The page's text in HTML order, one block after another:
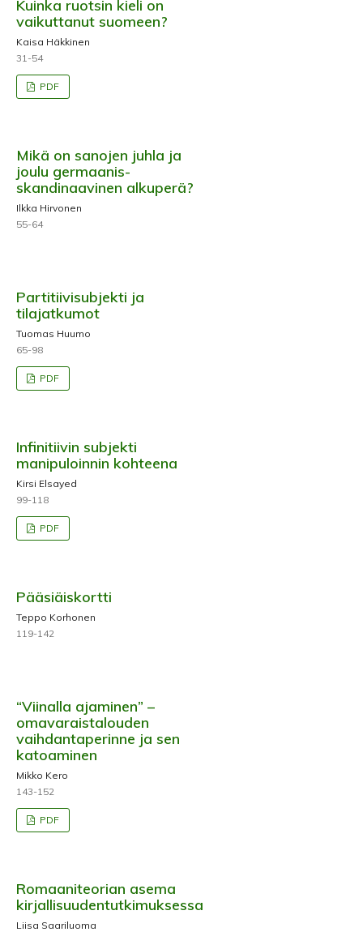
Kuinka ruotsin kieli on
vaikuttanut suomeen?
Kaisa Häkkinen
31-54
PDF
Mikä on sanojen juhla ja
joulu germaanis-
skandinaavinen alkuperä?
Ilkka Hirvonen
55-64
Partitiivisubjekti ja
tilajatkumot
Tuomas Huumo
65-98
PDF
Infinitiivin subjekti
manipuloinnin kohteena
Kirsi Elsayed
99-118
PDF
Pääsiäiskortti
Teppo Korhonen
119-142
“Viinalla ajaminen” –
omavaraistalouden
vaihdantaperinne ja sen
katoaminen
Mikko Kero
143-152
PDF
Romaaniteorian asema
kirjallisuudentutkimuksessa
Liisa Saariluoma